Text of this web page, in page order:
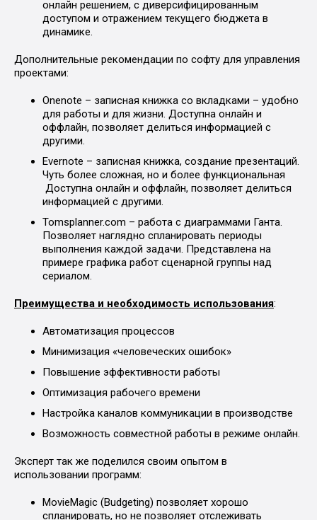
онлайн решением, с диверсифицированным
доступом и отражением текущего бюджета в
динамике.
Дополнительные рекомендации по софту для управления
проектами:
Onenote – записная книжка со вкладками – удобно
для работы и для жизни. Доступна онлайн и
оффлайн, позволяет делиться информацией с
другими.
Evernote – записная книжка, создание презентаций.
Чуть более сложная, но и более функциональная
Доступна онлайн и оффлайн, позволяет делиться
информацией с другими.
Tomsplanner.com – работа с диаграммами Ганта.
Позволяет наглядно спланировать периоды
выполнения каждой задачи. Представлена на
примере графика работ сценарной группы над
сериалом.
Преимущества и необходимость использования:
Автоматизация процессов
Минимизация «человеческих ошибок»
Повышение эффективности работы
Оптимизация рабочего времени
Настройка каналов коммуникации в производстве
Возможность совместной работы в режиме онлайн.
Эксперт так же поделился своим опытом в
использовании программ:
MovieMagic (Budgeting) позволяет хорошо
спланировать, но не позволяет отслеживать